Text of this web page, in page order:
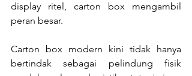
display ritel, carton box mengambil
peran besar.
Carton box modern kini tidak hanya
bertindak sebagai pelindung fisik